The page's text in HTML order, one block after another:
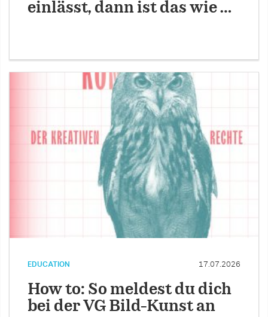
einlässt, dann ist das wie …
EDUCATION 17.07.2026
How to: So meldest du dich
bei der VG Bild-Kunst an